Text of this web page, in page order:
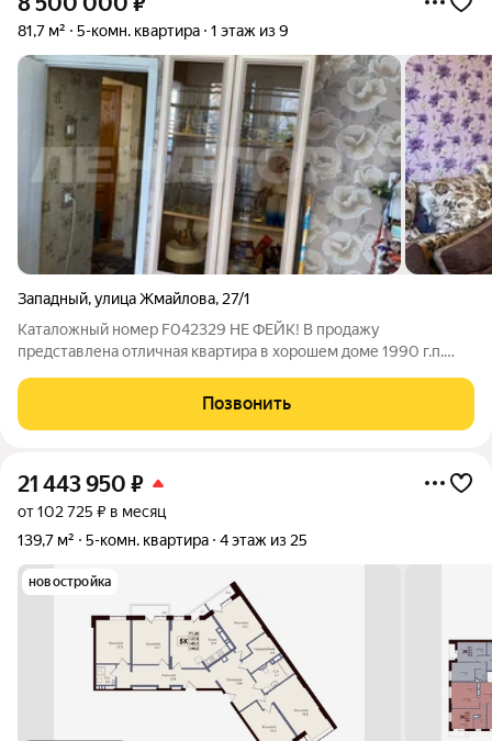
81,7 м² 5-комн. квартира 1 этаж из 9
Западный,улица Жмайлова, 27/1
Каталожный номер F042329 НЕ ФЕЙК! В продажу
представлена отличная квартира в хорошем доме 1990 г.п.
техникой и мебелью. Лоджия застеклена, облагорожена.
Инфраструктура хорошо развита. Всё
Позвонить
21 443 950 ₽
от 102 725 ₽ в месяц
139,7 м²
5-комн. квартира 4 этаж из 25
новостройка